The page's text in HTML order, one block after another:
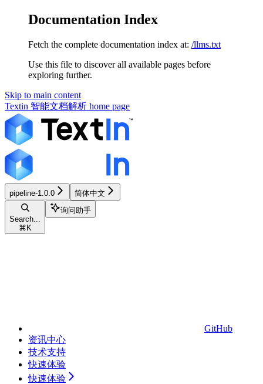
Documentation Index
Fetch the complete documentation index at: /llms.txt
Use this file to discover all available pages before
exploring further.
Skip to main content
Textin 智能文档解析 home page
pipeline-1.0.0 简体中文
Search...
⌘ K
询问助手
GitHub
资讯中心
技术支持
快速体验
快速体验